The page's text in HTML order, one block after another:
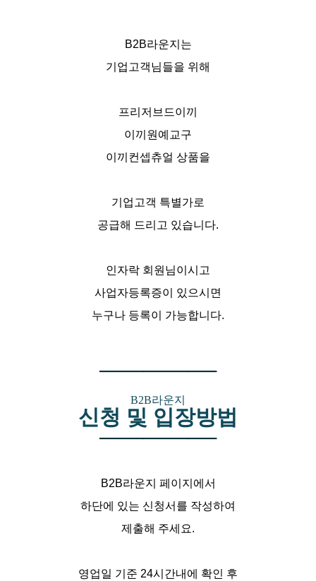
B2B라운지는
기업고객님들을 위해
프리저브드이끼
이끼원예교구
이끼컨셉츄얼 상품을
기업고객 특별가로
공급해 드리고 있습니다.
인자락 회원님이시고
사업자등록증이 있으시면
누구나 등록이 가능합니다.
────────
B2B라운지
신청 및 입장방법
────────
B2B라운지 페이지에서
하단에 있는 신청서를 작성하여
제출해 주세요.
영업일 기준 24시간내에 확인 후